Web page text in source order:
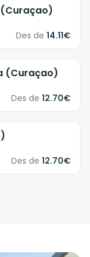
(Curaçao)
Des de 14.11€
(Curaçao)
Des de 12.70€
Des de 12.70€